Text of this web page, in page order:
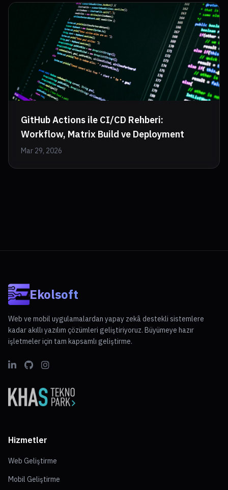
GitHub Actions ile CI/CD Rehberi:
Workflow, Matrix Build ve Deployment
Mar 29, 2026
Ekolsoft
Web ve mobil uygulamalardan yapay zekâ destekli sistemlere
kadar akıllı yazılım çözümleri geliştiriyoruz. Büyümeye hazır
işletmeler için tam kapsamlı geliştirme.
Hizmetler
Web Geliştirme
Mobil Geliştirme